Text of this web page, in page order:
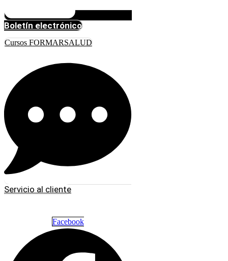
Boletín electrónico
Cursos FORMARSALUD
Servicio al cliente
Facebook